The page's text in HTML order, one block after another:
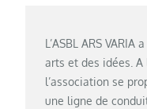
L’ASBL ARS
arts et des idées. A
l’association se
une ligne de